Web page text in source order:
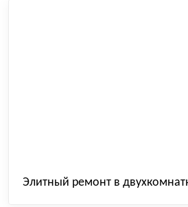
Элитный ремонт в